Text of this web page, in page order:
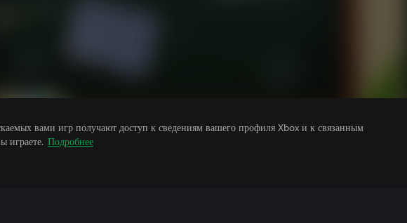
вами игр получают доступ к сведениям вашего профиля Xbox и к связанным
играете. Подробнее